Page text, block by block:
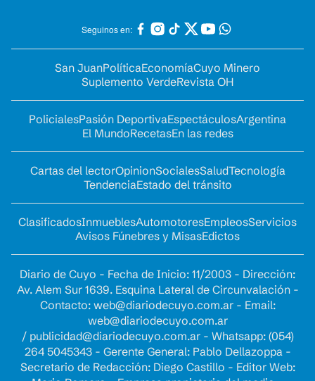
Seguinos en:
San JuanPolíticaEconomíaCuyo Minero
Suplemento VerdeRevista OH
PolicialesPasión DeportivaEspectáculosArgentina
El MundoRecetasEn las redes
Cartas del lectorOpinionSocialesSaludTecnología
TendenciaEstado del tránsito
ClasificadosInmueblesAutomotoresEmpleosServicios
Avisos Fúnebres y MisasEdictos
Diario de Cuyo - Fecha de Inicio: 11/2003 - Dirección:
Av. Alem Sur 1639. Esquina Lateral de Circunvalación -
Contacto: web@diariodecuyo.com.ar- Email:
web@diariodecuyo.com.ar
/ publicidad@diariodecuyo.com.ar- Whatsapp: (054)
264 5045343 - Gerente General: Pablo Dellazoppa -
Secretario de Redacción: Diego Castillo - Editor Web: